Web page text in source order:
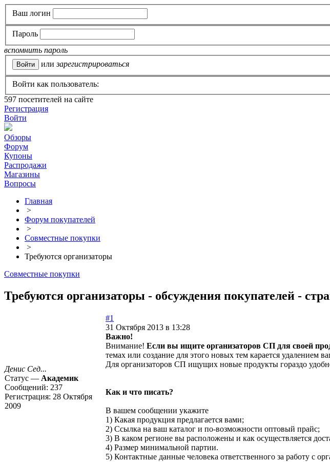
Ваш логин
Пароль
вспомнить пароль
или зарегистрироваться
Войти как пользователь:
597 посетителей на сайте
Регистрация
Войти
Обзоры
Форум
Купоны
Распродажи
Магазины
Вопросы
Главная
>
Форум покупателей
>
Совместные покупки
>
Требуются организаторы
Совместные покупки
Требуются организаторы - обсуждения покупателей -
Денис Сед...
Статус — Академик
Сообщений: 237
Регистрация: 28 Октября
2009
#1
31 Октября 2013 в 13:28
Важно!
Внимание! Если вы ищите организаторов СП для своей
темах или создание для этого новых тем карается удалением
Для организаторов СП ищущих новые продукты гораздо
Как и что писать?
В вашем сообщении укажите
1) Какая продукция предлагается вами;
2) Ссылка на ваш каталог и по-возможности оптовый прайс;
3) В каком регионе вы расположены и как осуществляется
4) Размер минимальной партии.
5) Контактные данные человека ответственного за работу с